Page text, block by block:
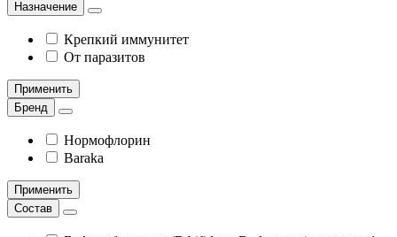
Назначение
Крепкий иммунитет
От паразитов
Применить
Бренд
Нормофлорин
Baraka
Применить
Состав